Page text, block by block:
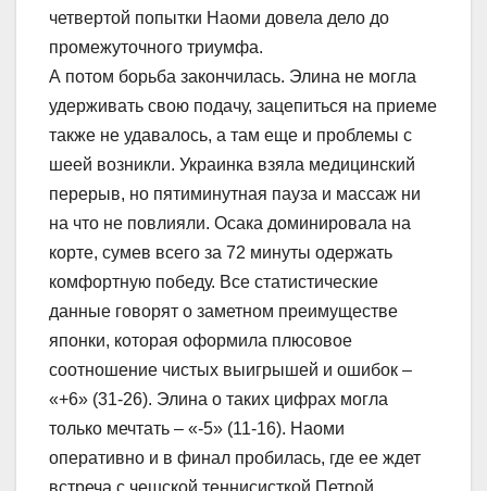
четвертой попытки Наоми довела дело до
промежуточного триумфа.
А потом борьба закончилась. Элина не могла
удерживать свою подачу, зацепиться на приеме
также не удавалось, а там еще и проблемы с
шеей возникли. Украинка взяла медицинский
перерыв, но пятиминутная пауза и массаж ни
на что не повлияли. Осака доминировала на
корте, сумев всего за 72 минуты одержать
комфортную победу. Все статистические
данные говорят о заметном преимуществе
японки, которая оформила плюсовое
соотношение чистых выигрышей и ошибок –
«+6» (31-26). Элина о таких цифрах могла
только мечтать – «-5» (11-16). Наоми
оперативно и в финал пробилась, где ее ждет